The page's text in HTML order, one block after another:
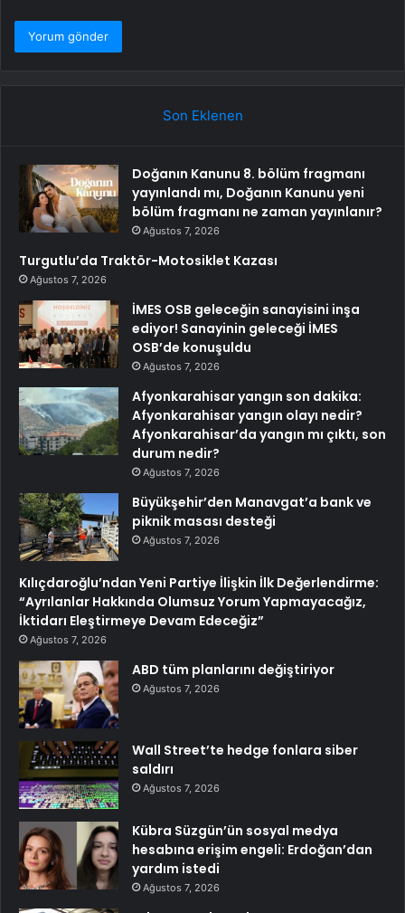
Son Eklenen
Doğanın Kanunu 8. bölüm fragmanı
yayınlandı mı, Doğanın Kanunu yeni
bölüm fragmanı ne zaman yayınlanır?
Ağustos 7, 2026
Turgutlu’da Traktör-Motosiklet Kazası
Ağustos 7, 2026
İMES OSB geleceğin sanayisini inşa
ediyor! Sanayinin geleceği İMES
OSB’de konuşuldu
Ağustos 7, 2026
Afyonkarahisar yangın son dakika:
Afyonkarahisar yangın olayı nedir?
Afyonkarahisar’da yangın mı çıktı, son
durum nedir?
Ağustos 7, 2026
Büyükşehir’den Manavgat’a bank ve
piknik masası desteği
Ağustos 7, 2026
Kılıçdaroğlu’ndan Yeni Partiye İlişkin İlk Değerlendirme:
“Ayrılanlar Hakkında Olumsuz Yorum Yapmayacağız,
İktidarı Eleştirmeye Devam Edeceğiz”
Ağustos 7, 2026
ABD tüm planlarını değiştiriyor
Ağustos 7, 2026
Wall Street’te hedge fonlara siber
saldırı
Ağustos 7, 2026
Kübra Süzgün’ün sosyal medya
hesabına erişim engeli: Erdoğan’dan
yardım istedi
Ağustos 7, 2026